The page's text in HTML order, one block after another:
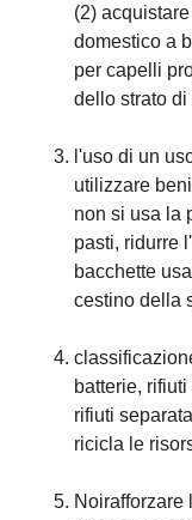
(2)
domestico a
per capelli
dello strato di
l'uso di un
utilizzare
non si usa la
pasti, ridurre
bacchette
cestino della
batterie,
rifiuti
ricicla le
Noirafforzare